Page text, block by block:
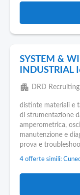
SYSTEM &
INDUSTRIAL
apartment DRD Recruiting
distinte materiali e
di strumentazione
amperometrica,
manutenzione e
prova e
4 offerte simili: